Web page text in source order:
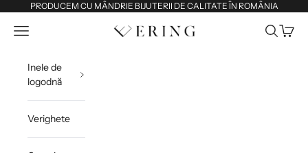
Sari la conținutPRODUCEM CU MÂNDRIE BIJUTERII DE CALITATE ÎN ROMÂNIA
Ering
Deschide meniul de navigare Deschide
Inele de
logodnă
Verighete